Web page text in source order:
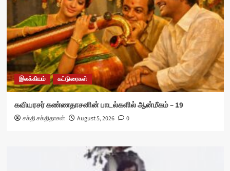
இலக்கியம் கட்டுரைகள்
கவியரசர் கண்ணதாசனின் பாடல்களில் ஆன்மீகம் – 19
சக்தி சக்திதாசன் August 5, 2026 0